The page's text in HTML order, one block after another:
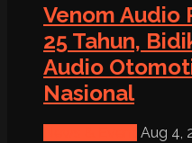
Venom Audio
25 Tahun,
Audio
Nasional
Aug 4,